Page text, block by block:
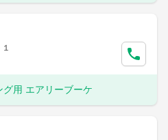
用 エアリーブーケ